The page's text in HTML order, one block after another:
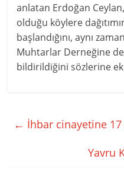
anlatan Erdoğan
olduğu köylere
başlandığını, aynı
Muhtarlar Derneğine de
bildirildiğini sözlerine
← İhbar cinayetine 17
Yavru